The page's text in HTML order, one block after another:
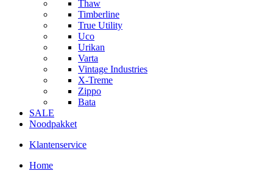
Thaw
Timberline
True Utility
Uco
Urikan
Varta
Vintage Industries
X-Treme
Zippo
Bata
SALE
Noodpakket
Klantenservice
Home